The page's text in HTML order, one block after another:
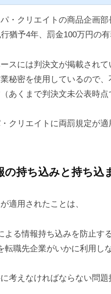
・クリエイトの商品企画
猶予4年、罰金100万円の有
スには判決文が掲載され
秘密を使用しているので
あくまで判決文未公表時点
クリエイトに両罰規定が適
の持ち込みと持ち込
適用されたことは、
よる情報持ち込みを防止す
転職先企業がいかに利用し
考えなければならない問題